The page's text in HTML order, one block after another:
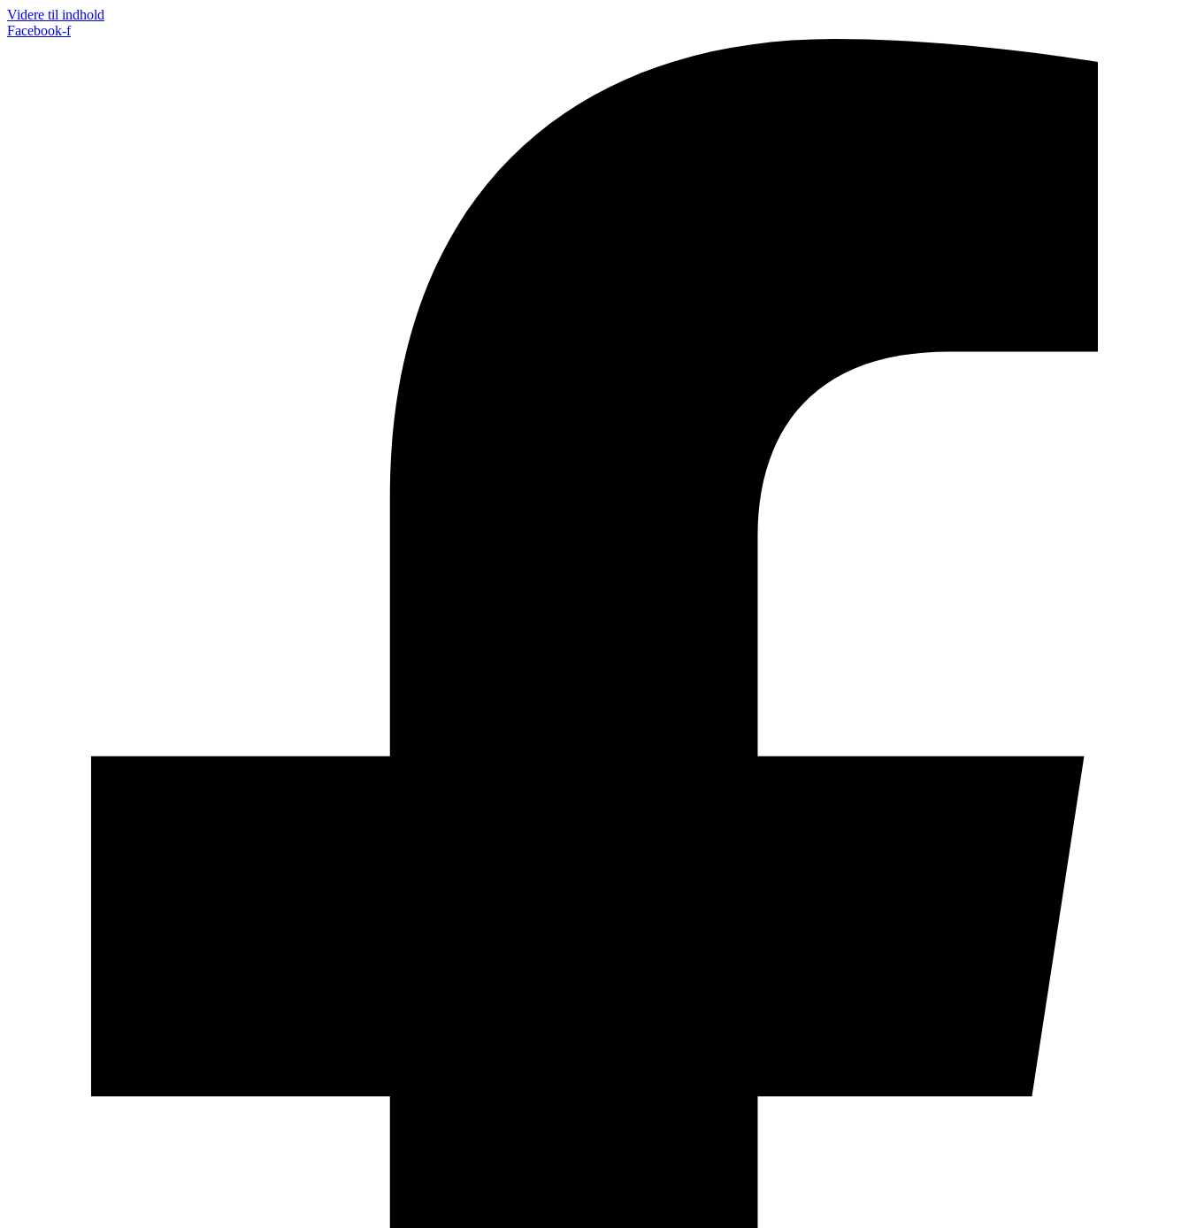
Videre til indhold
Facebook-f